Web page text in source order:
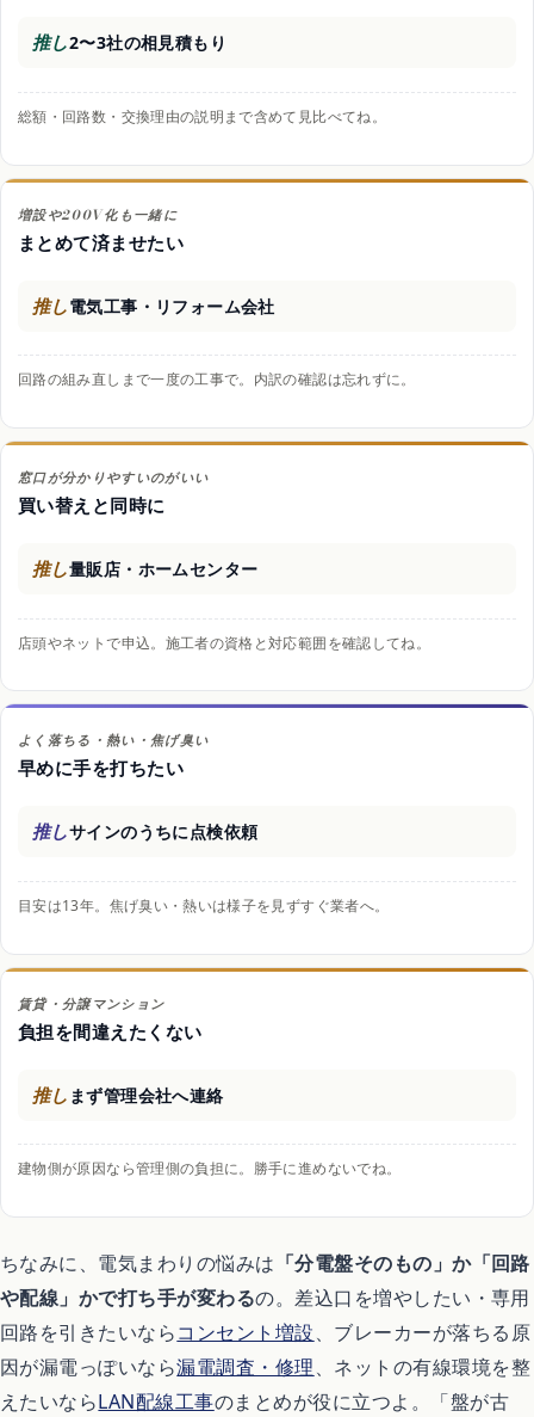
推し2〜3社の相見積もり
総額・回路数・交換理由の説明まで含めて見比べてね。
増設や200V化も一緒に
まとめて済ませたい
推し電気工事・リフォーム会社
回路の組み直しまで一度の工事で。内訳の確認は忘れずに。
窓口が分かりやすいのがいい
買い替えと同時に
推し量販店・ホームセンター
店頭やネットで申込。施工者の資格と対応範囲を確認してね。
よく落ちる・熱い・焦げ臭い
早めに手を打ちたい
推しサインのうちに点検依頼
目安は13年。焦げ臭い・熱いは様子を見ずすぐ業者へ。
賃貸・分譲マンション
負担を間違えたくない
推し まず管理会社へ連絡
建物側が原因なら管理側の負担に。勝手に進めないでね。
ちなみに、電気まわりの悩みは 「分電盤そのもの」か「回路
や配線」かで打ち手が変わるの。差込口を増やしたい・専用
回路を引きたいならコンセント増設、ブレーカーが落ちる原
因が漏電っぽいなら漏電調査・修理、ネットの有線環境を整
えたいならLAN配線工事のまとめが役に立つよ。「盤が古